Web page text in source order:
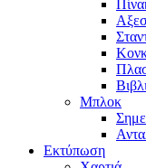
Μπλοκ
Εκτύπωση